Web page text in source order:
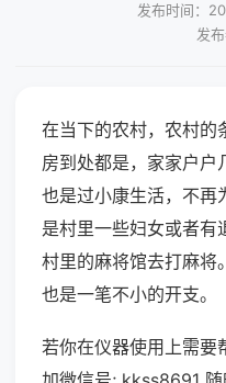
发布时间：
发
在当下的农村，农村的
房到处都是，家家户户
也是过小康生活，不再
是村里一些妇女或者有
村里的麻将馆去打麻将
也是一笔不小的开支。
若你在仪器使用上需要